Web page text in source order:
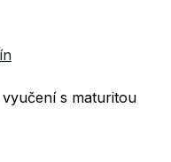
s maturitou